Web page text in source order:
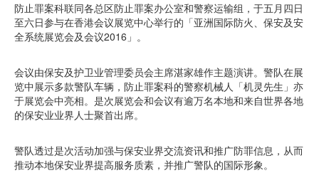
防止罪案科联同各总区防止罪案办公室和警察运输组，于五月四日
至六日参与在香港会议展览中心举行的「亚洲国际防火、保安及安
全系统展览会及会议2016」。
会议由保安及护卫业管理委员会主席湛家雄作主题演讲。警队在展
览中展示多款警队车辆，防止罪案科的警察机械人「机灵先生」亦
于展览会中亮相。是次展览会和会议有逾万名本地和来自世界各地
的保安业业界人士聚首出席。
警队透过是次活动加强与保安业界交流资讯和推广防罪信息，从而
推动本地保安业界提高服务质素，并推广警队的国际形象。